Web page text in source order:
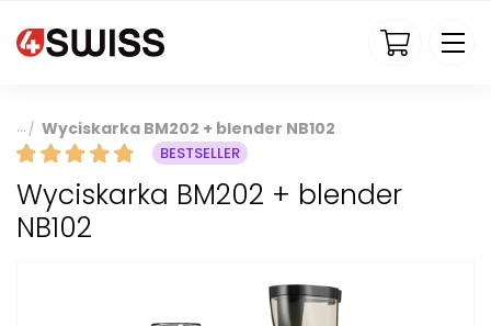
4swiss.pl
/ Wyciskarka BM202 + blender NB102
BESTSELLER
Wyciskarka BM202 + blender
NB102